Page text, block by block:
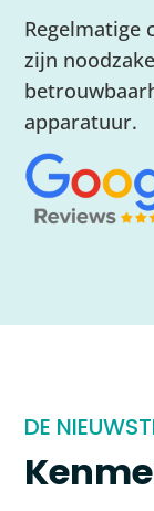
Regelmatige
zijn
apparatuur.
DE